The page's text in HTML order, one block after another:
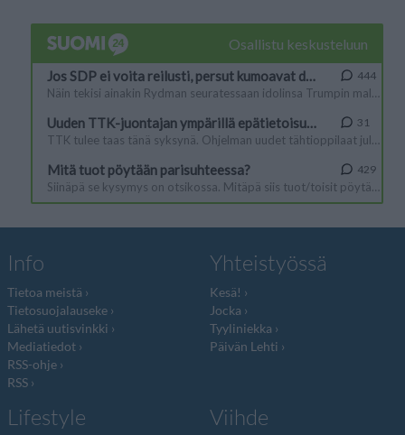
Info
Tietoa meistä
Tietosuojalauseke
Lähetä uutisvinkki
Mediatiedot
RSS-ohje
RSS
Yhteistyössä
Kesä!
Jocka
Tyyliniekka
Päivän Lehti
Lifestyle Viihde